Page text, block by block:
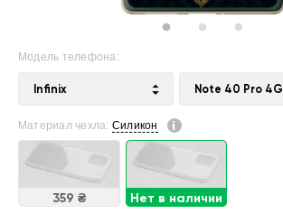
Модель телефона:
Infinix Note 40 Pro 4G
Материал чехла: Силикон
359 ₴ Нет в наличии